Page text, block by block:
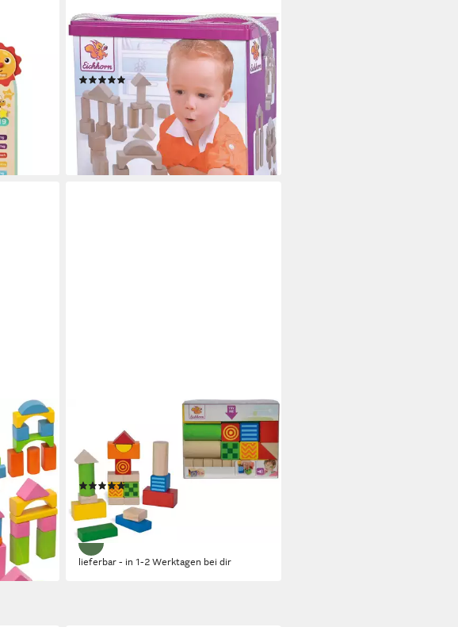
-
EICHHORN
Natur Spielbausteine, (100 St), Made
in Germany
(7)
ab 17,03 € UVP19,99 €
-15%
lieferbar - in 1-2 Werktagen bei dir
Baby Fühl- und Klangbausteine
Spielbausteine, (20 St), Made in
Germany
(27)
ab 15,01 € UVP 17,99 €
-17%
lieferbar - in 1-2 Werktagen bei dir